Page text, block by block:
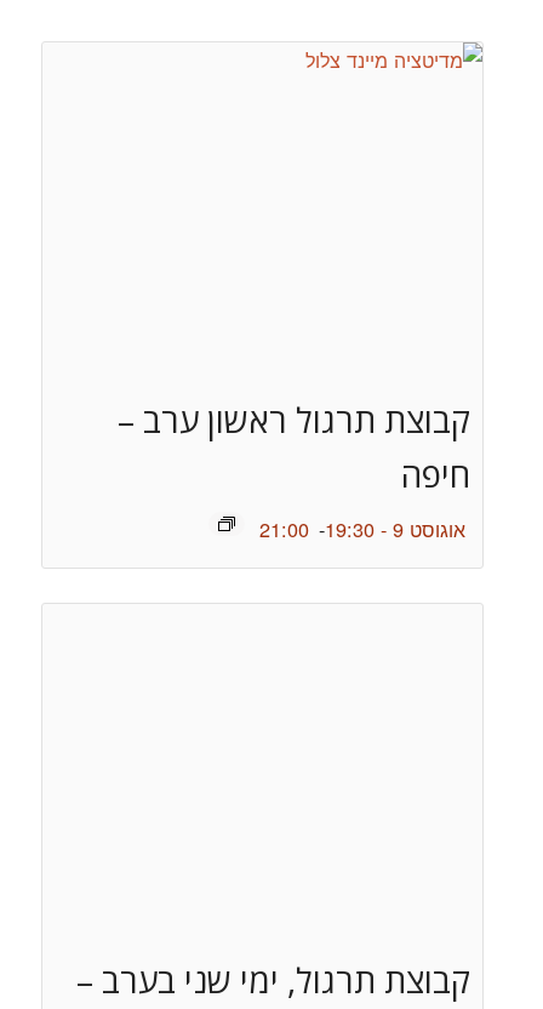
קבוצת תרגול ראשון ערב –
חיפה
אוגוסט 9 - 19:30 -
21:00
קבוצת תרגול, ימי שני בערב –